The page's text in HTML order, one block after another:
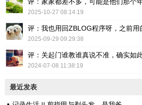
2025-10-27 08:14:19
评：我也用回ZBLOG程序呀，之前
2025-09-29 09:29:38
评：关起门谁教谁真说不准，确实如
2024-07-08 11:38:19
最近发表